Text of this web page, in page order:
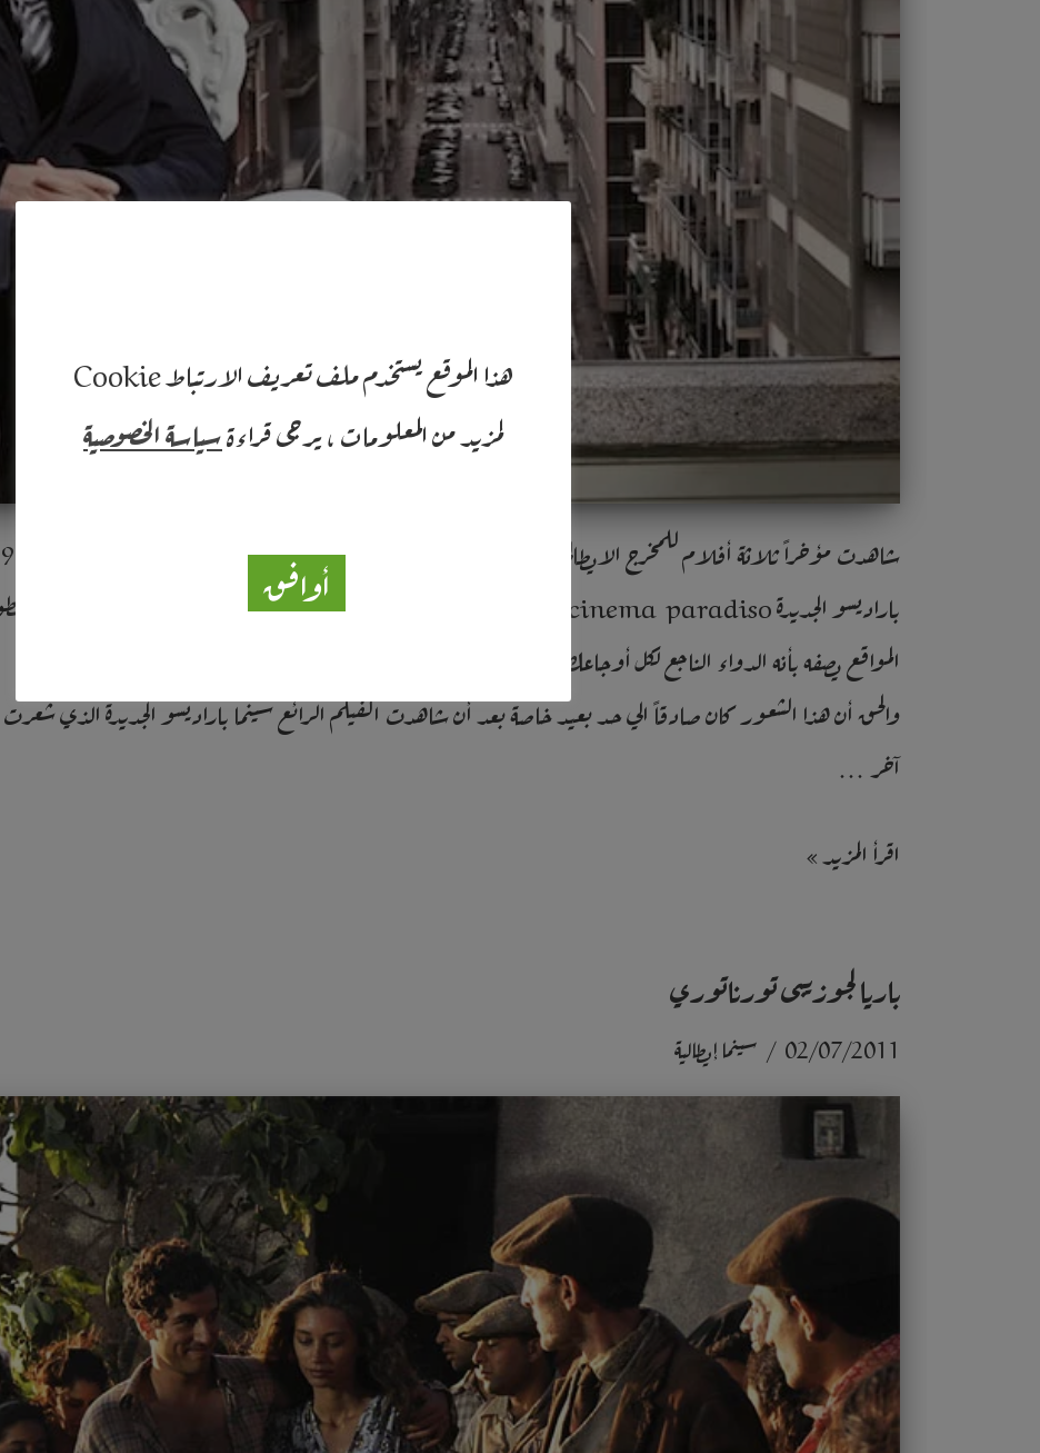
المواقع يصفه بأنه الدواء الناجع لكل أوجاعك!
والحق أن هذا الشعور كان صادقاً الي حد بعيد خاصة بعد أن شاهدت الفيلم الرائع سينما باراديسو الجديدة الذي شعرت
آخر …
اقرأ المزيد »
باريا لجوزيبى تورناتوري
02/07/2011 سينما إيطالية
هذا الموقع يستخدم ملف تعريف الارتباط Cookie
لمزيد من المعلومات ، يرجى قراءةسياسة الخصوصية
أوافق